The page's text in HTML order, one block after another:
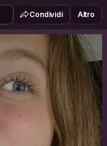
Condividi Altro